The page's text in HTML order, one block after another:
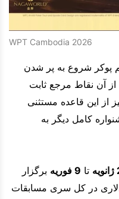
WPT Cambodia 2026
پوکر شروع به پر شدن
آن نقاط مرجع ثابت
شده است. اوایل سال ۲۰۲۶ نیز از این قاعده مستثنی
کامل دیگر به
تا 9 فوریه
برگزار
ضمانت 3.5 میلیون دلاری در کل سری مسابقات